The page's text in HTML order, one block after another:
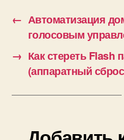
← Автоматизация
голосовым
→ Как стереть Flash
(аппаратный